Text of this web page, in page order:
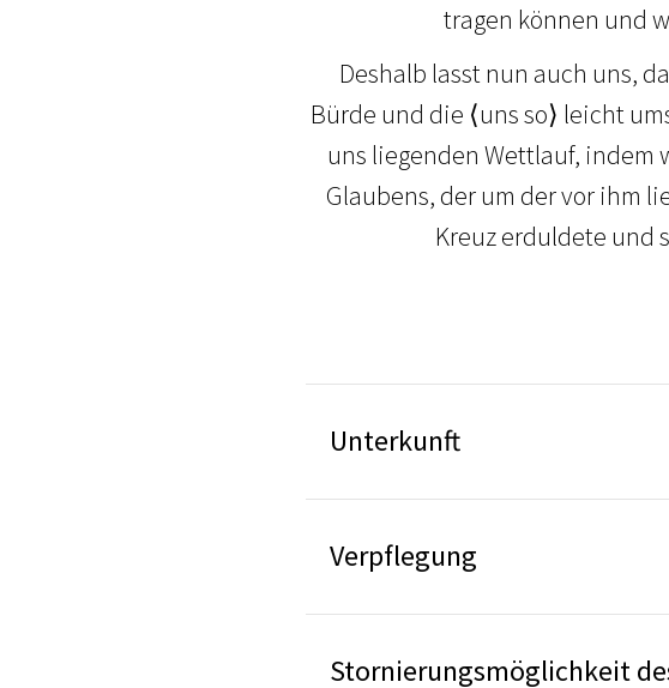
tragen können und
Deshalb lasst nun auch uns,
Bürde und die ⟨uns so⟩ leicht
uns liegenden Wettlauf, indem
Glaubens, der um der vor ihm
Kreuz erduldete und
Unterkunft
Verpflegung
Stornierungsmöglichkeit